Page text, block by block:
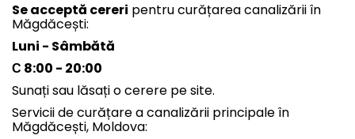
Se acceptă cereri pentru curățarea canalizării în
Măgdăcești:
Luni - Sâmbătă
С 8:00 - 20:00
Sunați sau lăsați o cerere pe site.
Servicii de curățare a canalizării principale în
Măgdăcești, Moldova: